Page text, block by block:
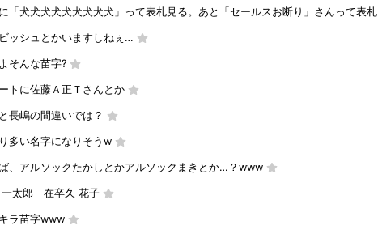
「犬犬犬犬犬犬犬犬犬」って表札見る。あと「セールスお断り」さんって表札
ッシュとかいますしねぇ…
そんな苗字?
トに佐藤Ａ正Ｔさんとか
長嶋の間違いでは？
多い名字になりそうw
、アルソックたかしとかアルソックまきとか…？www
一太郎 在卒久 花子
ラ苗字www